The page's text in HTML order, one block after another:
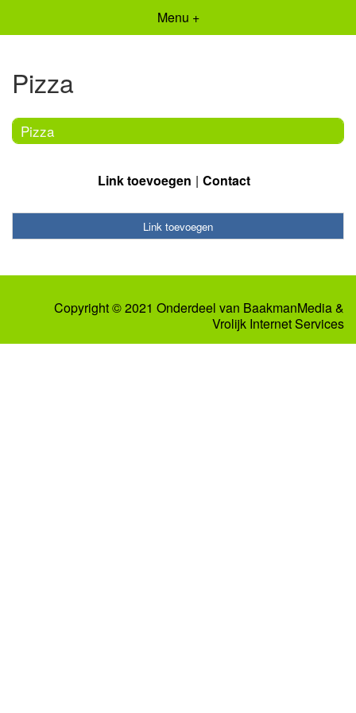
Menu +
Pizza
Pizza
Link toevoegen Contact
Link toevoegen
Copyright © 2021 Onderdeel van BaakmanMedia&
Vrolijk Internet Services